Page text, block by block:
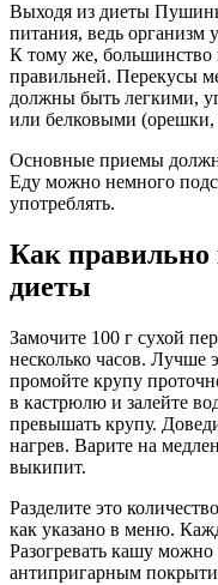
Выходя из диеты
питания, ведь
К тому же, большинство
правильней. Перекусы
должны быть легкими,
или белковыми (орешки,
Основные приемы
Еду можно немного
употреблять.
Как правильно
диеты
Замочите 100 г сухой
несколько часов. Лучше
промойте крупу
в кастрюлю и залейте
превышать крупу.
нагрев. Варите на
выкипит.
Разделите это
как указано в меню.
Разогревать кашу
антипригарным